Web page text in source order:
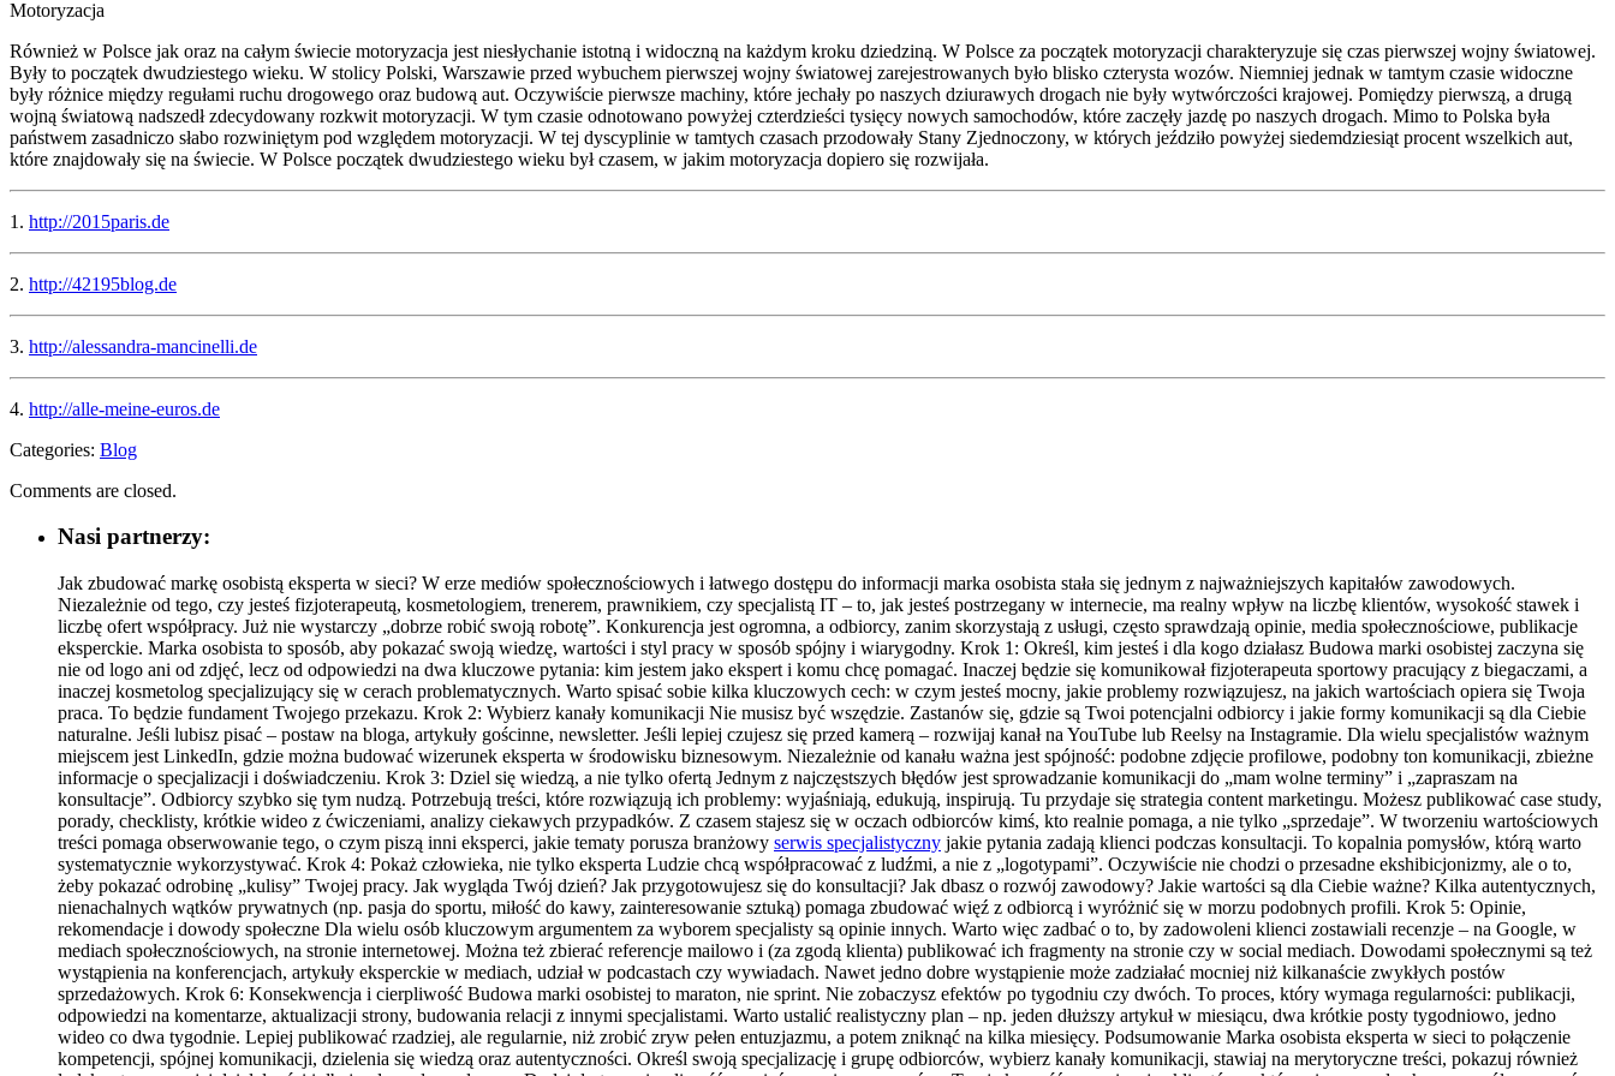
Motoryzacja
Również w Polsce jak oraz na całym świecie motoryzacja jest niesłychanie istotną i widoczną na każdym kroku dziedziną. W Polsce za początek motoryzacji charakteryzuje się czas pierwszej wojny światowej.
Były to początek dwudziestego wieku. W stolicy Polski, Warszawie przed wybuchem pierwszej wojny światowej zarejestrowanych było blisko czterysta wozów. Niemniej jednak w tamtym czasie widoczne
były różnice między regułami ruchu drogowego oraz budową aut. Oczywiście pierwsze machiny, które jechały po naszych dziurawych drogach nie były wytwórczości krajowej. Pomiędzy pierwszą, a drugą
wojną światową nadszedł zdecydowany rozkwit motoryzacji. W tym czasie odnotowano powyżej czterdzieści tysięcy nowych samochodów, które zaczęły jazdę po naszych drogach. Mimo to Polska była
państwem zasadniczo słabo rozwiniętym pod względem motoryzacji. W tej dyscyplinie w tamtych czasach przodowały Stany Zjednoczony, w których jeździło powyżej siedemdziesiąt procent wszelkich aut,
które znajdowały się na świecie. W Polsce początek dwudziestego wieku był czasem, w jakim motoryzacja dopiero się rozwijała.
1. http://2015paris.de
2. http://42195blog.de
3. http://alessandra-mancinelli.de
4. http://alle-meine-euros.de
Categories: Blog
Comments are closed.
Nasi partnerzy:
Jak zbudować markę osobistą eksperta w sieci? W erze mediów społecznościowych i łatwego dostępu do informacji marka osobista stała się jednym z najważniejszych kapitałów zawodowych.
Niezależnie od tego, czy jesteś fizjoterapeutą, kosmetologiem, trenerem, prawnikiem, czy specjalistą IT – to, jak jesteś postrzegany w internecie, ma realny wpływ na liczbę klientów, wysokość stawek i
liczbę ofert współpracy. Już nie wystarczy „dobrze robić swoją robotę”. Konkurencja jest ogromna, a odbiorcy, zanim skorzystają z usługi, często sprawdzają opinie, media społecznościowe, publikacje
eksperckie. Marka osobista to sposób, aby pokazać swoją wiedzę, wartości i styl pracy w sposób spójny i wiarygodny. Krok 1: Określ, kim jesteś i dla kogo działasz Budowa marki osobistej zaczyna się
nie od logo ani od zdjęć, lecz od odpowiedzi na dwa kluczowe pytania: kim jestem jako ekspert i komu chcę pomagać. Inaczej będzie się komunikował fizjoterapeuta sportowy pracujący z biegaczami, a
inaczej kosmetolog specjalizujący się w cerach problematycznych. Warto spisać sobie kilka kluczowych cech: w czym jesteś mocny, jakie problemy rozwiązujesz, na jakich wartościach opiera się Twoja
praca. To będzie fundament Twojego przekazu. Krok 2: Wybierz kanały komunikacji Nie musisz być wszędzie. Zastanów się, gdzie są Twoi potencjalni odbiorcy i jakie formy komunikacji są dla Ciebie
naturalne. Jeśli lubisz pisać – postaw na bloga, artykuły gościnne, newsletter. Jeśli lepiej czujesz się przed kamerą – rozwijaj kanał na YouTube lub Reelsy na Instagramie. Dla wielu specjalistów ważnym
miejscem jest LinkedIn, gdzie można budować wizerunek eksperta w środowisku biznesowym. Niezależnie od kanału ważna jest spójność: podobne zdjęcie profilowe, podobny ton komunikacji, zbieżne
informacje o specjalizacji i doświadczeniu. Krok 3: Dziel się wiedzą, a nie tylko ofertą Jednym z najczęstszych błędów jest sprowadzanie komunikacji do „mam wolne terminy” i „zapraszam na
konsultacje”. Odbiorcy szybko się tym nudzą. Potrzebują treści, które rozwiązują ich problemy: wyjaśniają, edukują, inspirują. Tu przydaje się strategia content marketingu. Możesz publikować case study,
porady, checklisty, krótkie wideo z ćwiczeniami, analizy ciekawych przypadków. Z czasem stajesz się w oczach odbiorców kimś, kto realnie pomaga, a nie tylko „sprzedaje”. W tworzeniu wartościowych
treści pomaga obserwowanie tego, o czym piszą inni eksperci, jakie tematy porusza branżowy serwis specjalistyczny jakie pytania zadają klienci podczas konsultacji. To kopalnia pomysłów, którą warto
systematycznie wykorzystywać. Krok 4: Pokaż człowieka, nie tylko eksperta Ludzie chcą współpracować z ludźmi, a nie z „logotypami”. Oczywiście nie chodzi o przesadne ekshibicjonizmy, ale o to,
żeby pokazać odrobinę „kulisy” Twojej pracy. Jak wygląda Twój dzień? Jak przygotowujesz się do konsultacji? Jak dbasz o rozwój zawodowy? Jakie wartości są dla Ciebie ważne? Kilka autentycznych,
nienachalnych wątków prywatnych (np. pasja do sportu, miłość do kawy, zainteresowanie sztuką) pomaga zbudować więź z odbiorcą i wyróżnić się w morzu podobnych profili. Krok 5: Opinie,
rekomendacje i dowody społeczne Dla wielu osób kluczowym argumentem za wyborem specjalisty są opinie innych. Warto więc zadbać o to, by zadowoleni klienci zostawiali recenzje – na Google, w
mediach społecznościowych, na stronie internetowej. Można też zbierać referencje mailowo i (za zgodą klienta) publikować ich fragmenty na stronie czy w social mediach. Dowodami społecznymi są też
wystąpienia na konferencjach, artykuły eksperckie w mediach, udział w podcastach czy wywiadach. Nawet jedno dobre wystąpienie może zadziałać mocniej niż kilkanaście zwykłych postów
sprzedażowych. Krok 6: Konsekwencja i cierpliwość Budowa marki osobistej to maraton, nie sprint. Nie zobaczysz efektów po tygodniu czy dwóch. To proces, który wymaga regularności: publikacji,
odpowiedzi na komentarze, aktualizacji strony, budowania relacji z innymi specjalistami. Warto ustalić realistyczny plan – np. jeden dłuższy artykuł w miesiącu, dwa krótkie posty tygodniowo, jedno
wideo co dwa tygodnie. Lepiej publikować rzadziej, ale regularnie, niż zrobić zryw pełen entuzjazmu, a potem zniknąć na kilka miesięcy. Podsumowanie Marka osobista eksperta w sieci to połączenie
kompetencji, spójnej komunikacji, dzielenia się wiedzą oraz autentyczności. Określ swoją specjalizację i grupę odbiorców, wybierz kanały komunikacji, stawiaj na merytoryczne treści, pokazuj również